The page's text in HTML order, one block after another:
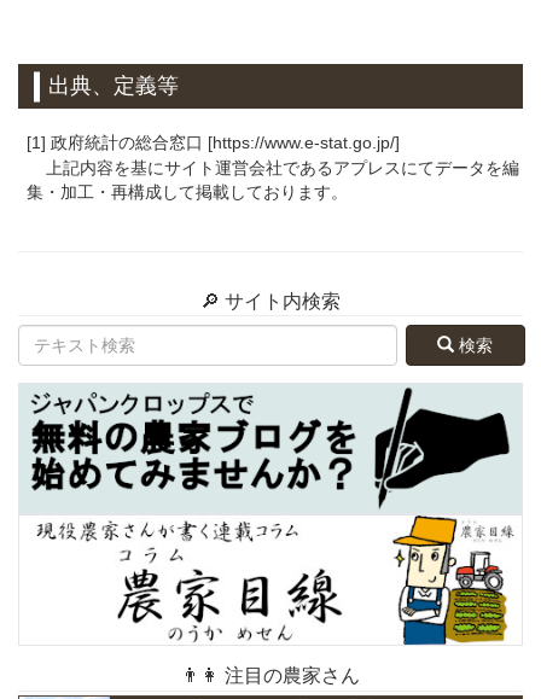
出典、定義等
[1] 政府統計の総合窓口 [https://www.e-stat.go.jp/]
上記内容を基にサイト運営会社であるアプレスにてデータを編
集・加工・再構成して掲載しております。
🔎 サイト内検索
検索
👨👩 注目の農家さん